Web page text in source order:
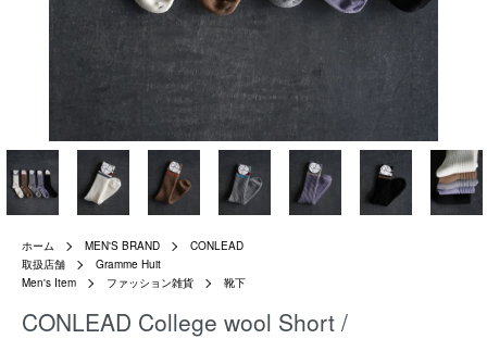
ホーム MEN'S BRAND
CONLEAD
取扱店舗
Gramme Huit
Men's Item
ファッション雑貨 靴下
CONLEAD College wool Short /